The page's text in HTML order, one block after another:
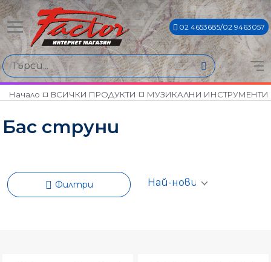
02 4653685/02 9463057
Намери продукти по
Цена
€12€ - €85€
Начало ВСИЧКИ ПРОДУКТИ МУЗИКАЛНИ ИНСТРУМЕНТИ
Бас струни
Филтри